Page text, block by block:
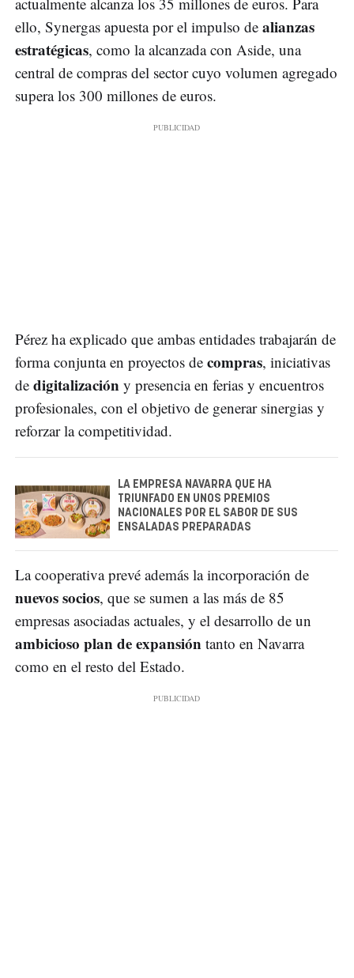
ello, Synergas apuesta por el impulso de alianzas
estratégicas, como la alcanzada con Aside, una
central de compras del sector cuyo volumen agregado
supera los 300 millones de euros.
Pérez ha explicado que ambas entidades trabajarán de
forma conjunta en proyectos de compras, iniciativas
de digitalización y presencia en ferias y encuentros
profesionales, con el objetivo de generar sinergias y
reforzar la competitividad.
LA EMPRESA NAVARRA QUE HA
TRIUNFADO EN UNOS PREMIOS
NACIONALES POR EL SABOR DE SUS
ENSALADAS PREPARADAS
La cooperativa prevé además la incorporación de
nuevos socios, que se sumen a las más de 85
empresas asociadas actuales, y el desarrollo de un
ambicioso plan de expansión tanto en Navarra
como en el resto del Estado.